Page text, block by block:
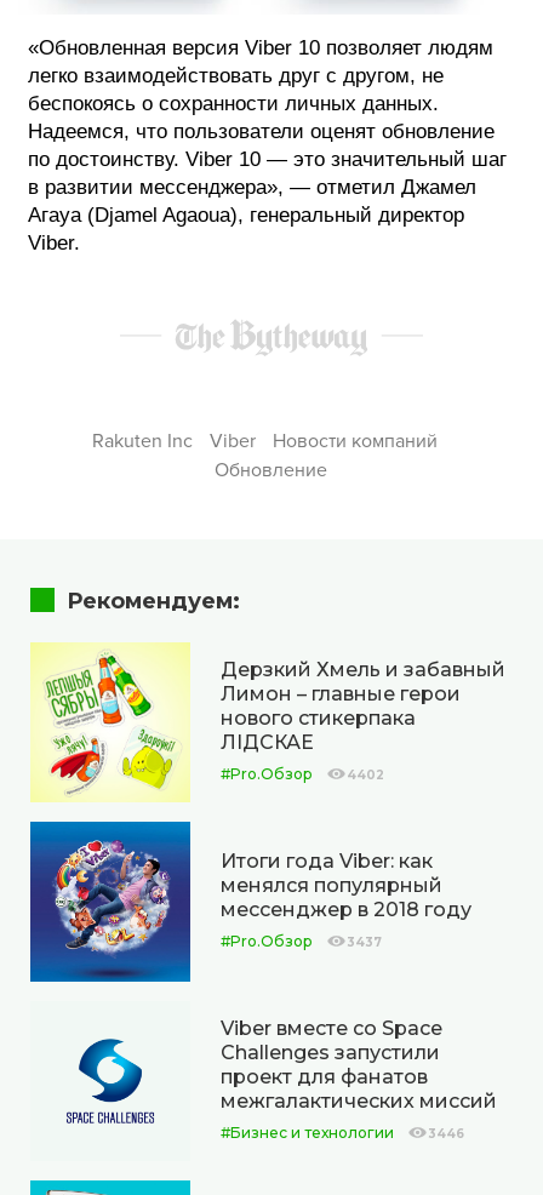
«Обновленная версия Viber 10 позволяет людям
легко взаимодействовать друг с другом, не
беспокоясь о сохранности личных данных.
Надеемся, что пользователи оценят обновление
по достоинству. Viber 10 — это значительный шаг
в развитии мессенджера», — отметил Джамел
Агауа (Djamel Agaoua), генеральный директор
Viber.
Rakuten Inc Viber
Новости компаний
Обновление
Рекомендуем:
Дерзкий Хмель и забавный
Лимон – главные герои
нового стикерпака
ЛІДСКАЕ
#Pro.Обзор 4402
Итоги года Viber: как
менялся популярный
мессенджер в 2018 году
#Pro.Обзор 3437
Viber вместе со Space
Challenges запустили
проект для фанатов
межгалактических миссий
#Бизнес и технологии 3446